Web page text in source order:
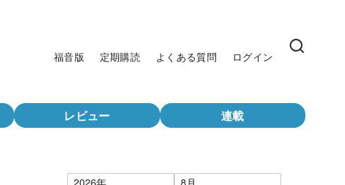
福音版 定期購読 よくある質問 ログイン
レビュー 連載